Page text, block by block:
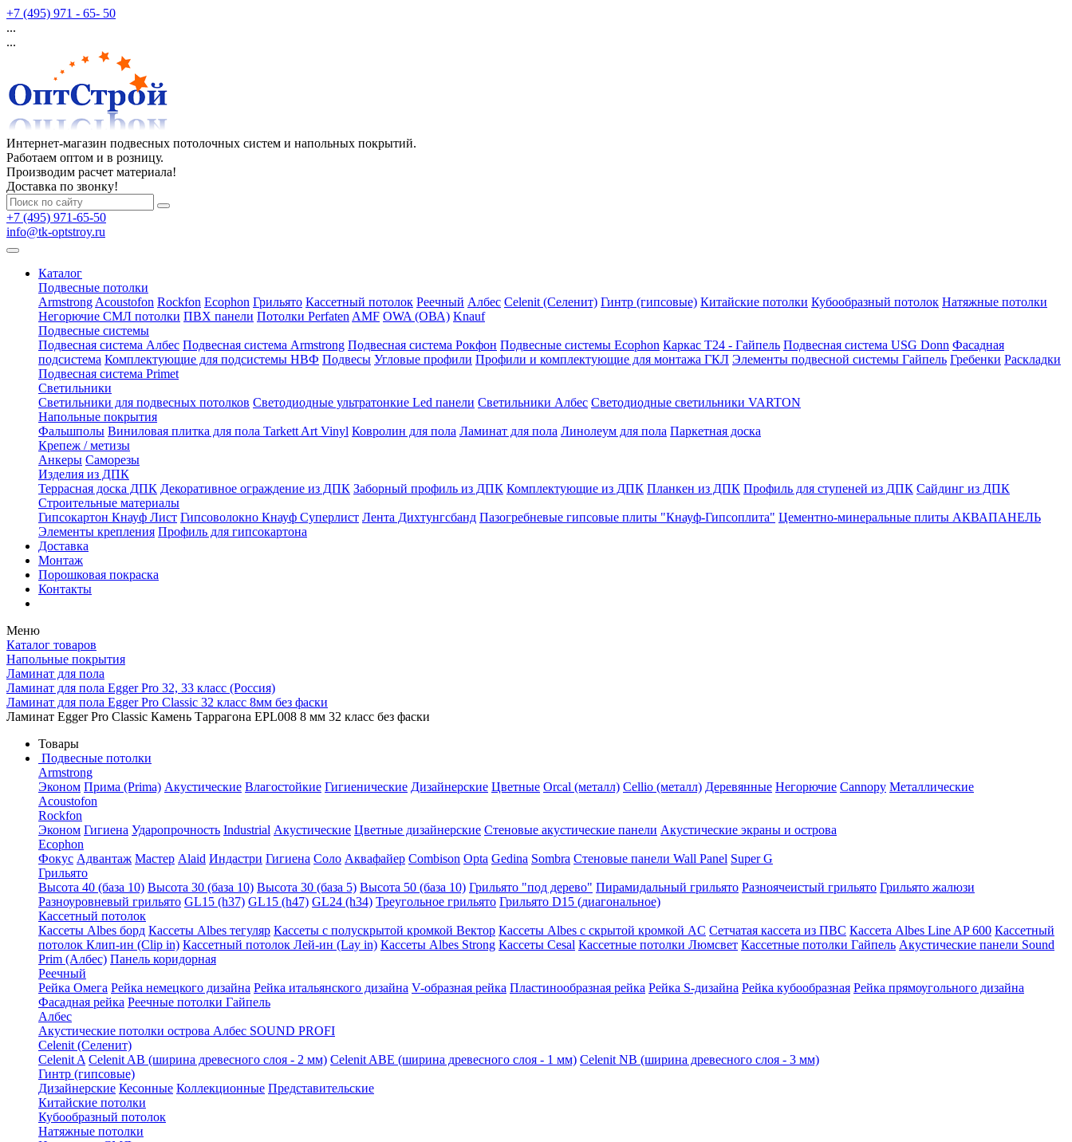
+7 (495) 971 - 65- 50
...
...
Интернет-магазин подвесных потолочных систем и напольных покрытий.
Работаем оптом и в розницу.
Производим расчет материала!
Доставка по звонку!
+7 (495) 971-65-50
info@tk-optstroy.ru
Каталог
Подвесные потолки
Armstrong Acoustofon Rockfon Ecophon Грильято Кассетный потолок Реечный Албес Celenit (Селенит) Гинтр (гипсовые) Китайские потолки Кубообразный потолок Натяжные потолки
Негорючие СМЛ потолки ПВХ панели Потолки Perfaten AMF OWA (ОВА) Knauf
Подвесные системы
Подвесная система Албес Подвесная система Armstrong Подвесная система Рокфон Подвесные системы Ecophon Каркас Т24 - Гайпель Подвесная система USG Donn Фасадная
подсистема Комплектующие для подсистемы НВФ Подвесы Угловые профили Профили и комплектующие для монтажа ГКЛ Элементы подвесной системы Гайпель Гребенки Раскладки
Подвесная система Primet
Светильники
Светильники для подвесных потолков Светодиодные ультратонкие Led панели Светильники Албес Светодиодные светильники VARTON
Напольные покрытия
Фальшполы Виниловая плитка для пола Tarkett Art Vinyl Ковролин для пола Ламинат для пола Линолеум для пола Паркетная доска
Крепеж / метизы
Анкеры Саморезы
Изделия из ДПК
Террасная доска ДПК Декоративное ограждение из ДПК Заборный профиль из ДПК Комплектующие из ДПК Планкен из ДПК Профиль для ступеней из ДПК Сайдинг из ДПК
Строительные материалы
Гипсокартон Кнауф Лист Гипсоволокно Кнауф Суперлист Лента Дихтунгсбанд Пазогребневые гипсовые плиты "Кнауф-Гипсоплита" Цементно-минеральные плиты АКВАПАНЕЛЬ
Элементы крепления Профиль для гипсокартона
Доставка
Монтаж
Порошковая покраска
Контакты
Меню
Каталог товаров
Напольные покрытия
Ламинат для пола
Ламинат для пола Egger Pro 32, 33 класс (Россия)
Ламинат для пола Egger Pro Classic 32 класс 8мм без фаски
Ламинат Egger Pro Classic Камень Таррагона EPL008 8 мм 32 класс без фаски
Товары
Подвесные потолки
Armstrong
Эконом Прима (Prima) Акустические Влагостойкие Гигиенические Дизайнерские Цветные Orcal (металл) Cellio (металл) Деревянные Негорючие Cannopy Металлические
Acoustofon
Rockfon
Эконом Гигиена Ударопрочность Industrial Акустические Цветные дизайнерские Стеновые акустические панели Акустические экраны и острова
Ecophon
Фокус Адвантаж Мастер Alaid Индастри Гигиена Соло Аквафайер Combison Opta Gedina Sombra Стеновые панели Wall Panel Super G
Грильято
Высота 40 (база 10) Высота 30 (база 10) Высота 30 (база 5) Высота 50 (база 10) Грильято "под дерево" Пирамидальный грильято Разноячеистый грильято Грильято жалюзи
Разноуровневый грильято GL15 (h37) GL15 (h47) GL24 (h34) Треугольное грильято Грильято D15 (диагональное)
Кассетный потолок
Кассеты Albes борд Кассеты Albes тегуляр Кассеты с полускрытой кромкой Вектор Кассеты Albes с скрытой кромкой AC Сетчатая кассета из ПВС Кассета Albes Line AP 600 Кассетный
потолок Клип-ин (Clip in) Кассетный потолок Лей-ин (Lay in) Кассеты Albes Strong Кассеты Cesal Кассетные потолки Люмсвет Кассетные потолки Гайпель Акустические панели Sound
Prim (Албес) Панель коридорная
Реечный
Рейка Омега Рейка немецкого дизайна Рейка итальянского дизайна V-образная рейка Пластинообразная рейка Рейка S-дизайна Рейка кубообразная Рейка прямоугольного дизайна
Фасадная рейка Реечные потолки Гайпель
Албес
Акустические потолки острова Албес SOUND PROFI
Celenit (Селенит)
Celenit A Celenit AB (ширина древесного слоя - 2 мм) Celenit ABE (ширина древесного слоя - 1 мм) Celenit NB (ширина древесного слоя - 3 мм)
Гинтр (гипсовые)
Дизайнерские Кесонные Коллекционные Представительские
Китайские потолки
Кубообразный потолок
Натяжные потолки